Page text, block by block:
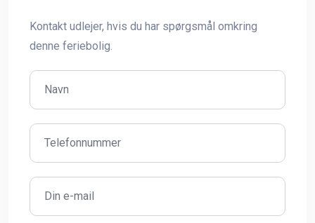
Kontakt udlejer, hvis du har spørgsmål omkring
denne feriebolig.